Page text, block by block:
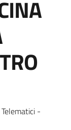
-